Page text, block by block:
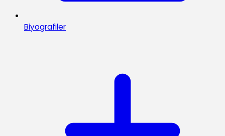
Biyografiler